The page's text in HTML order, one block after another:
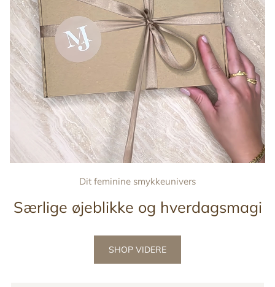
Dit feminine smykkeunivers
Særlige øjeblikke og hverdagsmagi
SHOP VIDERE